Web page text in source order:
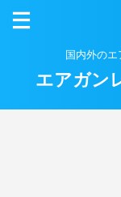
国内外の
エアガン